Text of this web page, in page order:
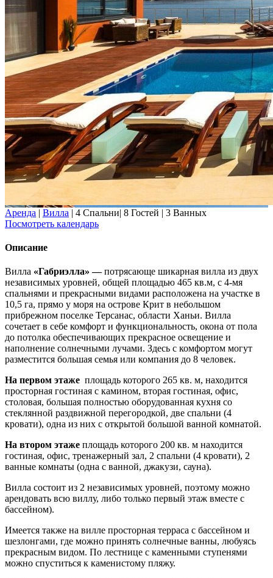
Аренда | Вилла | 4 Спальни| 8 Гостей | 3 Ванных
Посмотреть календарь
Описание
Вилла «Габриэлла» —потрясающе шикарная вилла из двух
независимых уровней, общей площадью 465 кв.м, с 4-мя
спальнями и прекрасными видами расположена на участке в
10,5 га, прямо у моря на острове Крит в небольшом
прибрежном поселке Терсанас, области Ханьи. Вилла
сочетает в себе комфорт и функциональность, окона от пола
до потолка обеспечивающих прекрасное освещение и
наполнение солнечными лучами. Здесь с комфортом могут
разместится большая семья или компания до 8 человек.
На первом этаже площадь которого 265 кв. м, находится
просторная гостиная с камином, вторая гостиная, офис,
столовая, большая полностью оборудованная кухня со
стеклянной раздвижной перегородкой, две спальни (4
кровати), одна из них с открытой большой ванной комнатой.
На втором этаже площадь которого 200 кв. м находится
гостиная, офис, тренажерный зал, 2 спальни (4 кровати), 2
ванные комнаты (одна с ванной, джакузи, сауна).
Вилла состоит из 2 независимых уровней, поэтому можно
арендовать всю виллу, либо только первый этаж вместе с
бассейном).
Имеется также на вилле просторная терраса с бассейном и
шезлонгами, где можно принять солнечные ванны, любуясь
прекрасным видом. По лестнице с каменными ступенями
можно спуститься к каменистому пляжу.